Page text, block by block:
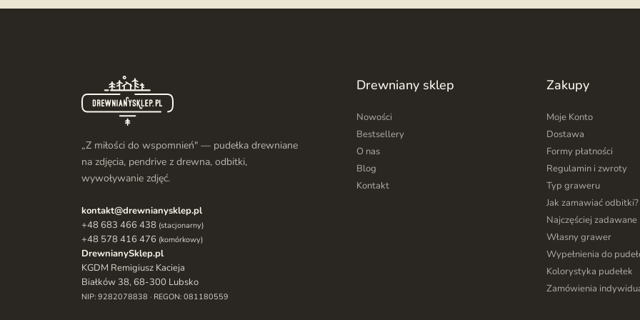
„Z miłości do wspomnień" — pudełka drewniane
na zdjęcia, pendrive z drewna, odbitki,
wywoływanie zdjęć.
kontakt@drewnianysklep.pl
+48 683 466 438 (stacjonarny)
+48 578 416 476 (komórkowy)
DrewnianySklep.pl
KGDM Remigiusz Kacieja
Białków 38, 68-300 Lubsko
NIP: 9282078838 · REGON: 081180559
Drewniany sklep
Nowości
Bestsellery
O nas
Blog
Kontakt
Zakupy
Moje Konto
Dostawa
Formy płatności
Regulamin i zwroty
Typ graweru
Jak zamawiać odbitki?
Najczęściej
Własny grawer
Wypełnienia do
Kolorystyka pudełek
Zamówienia